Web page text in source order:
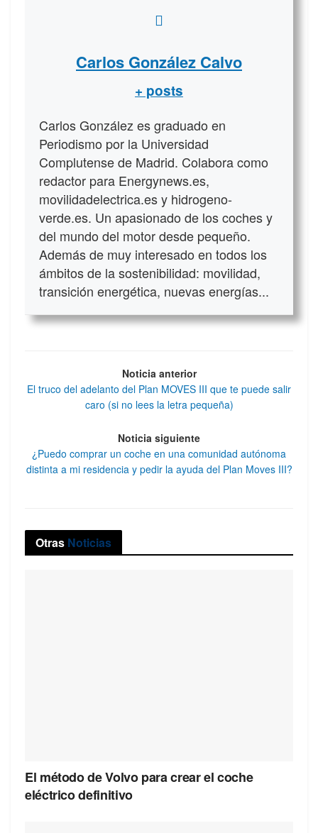
Carlos González Calvo
+ posts
Carlos González es graduado en
Periodismo por la Universidad
Complutense de Madrid. Colabora como
redactor para Energynews.es,
movilidadelectrica.es y hidrogeno-
verde.es. Un apasionado de los coches y
del mundo del motor desde pequeño.
Además de muy interesado en todos los
ámbitos de la sostenibilidad: movilidad,
transición energética, nuevas energías...
Noticia anterior
El truco del adelanto del Plan MOVES III que te puede salir
caro (si no lees la letra pequeña)
Noticia siguiente
¿Puedo comprar un coche en una comunidad autónoma
distinta a mi residencia y pedir la ayuda del Plan Moves III?
Otras Noticias
El método de Volvo para crear el coche
eléctrico definitivo